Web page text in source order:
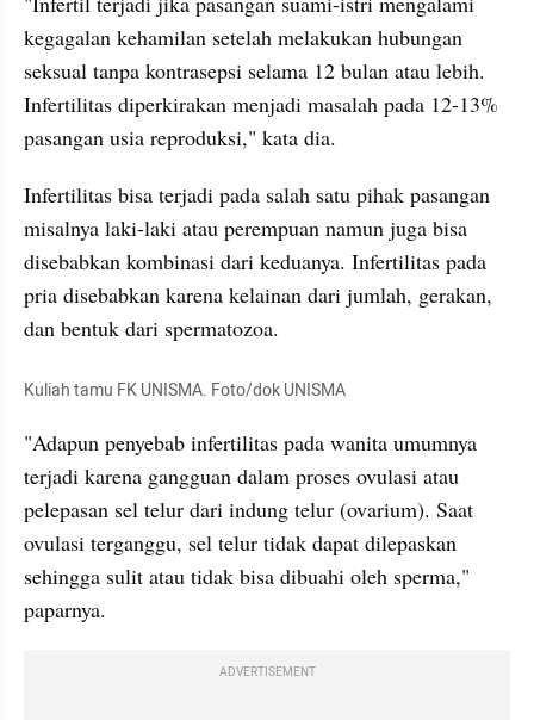
kegagalan kehamilan setelah melakukan hubungan
seksual tanpa kontrasepsi selama 12 bulan atau lebih.
Infertilitas diperkirakan menjadi masalah pada 12-13%
pasangan usia reproduksi," kata dia.
Infertilitas bisa terjadi pada salah satu pihak pasangan
misalnya laki-laki atau perempuan namun juga bisa
disebabkan kombinasi dari keduanya. Infertilitas pada
pria disebabkan karena kelainan dari jumlah, gerakan,
dan bentuk dari spermatozoa.
Kuliah tamu FK UNISMA. Foto/dok UNISMA
"Adapun penyebab infertilitas pada wanita umumnya
terjadi karena gangguan dalam proses ovulasi atau
pelepasan sel telur dari indung telur (ovarium). Saat
ovulasi terganggu, sel telur tidak dapat dilepaskan
sehingga sulit atau tidak bisa dibuahi oleh sperma,"
paparnya.
ADVERTISEMENT